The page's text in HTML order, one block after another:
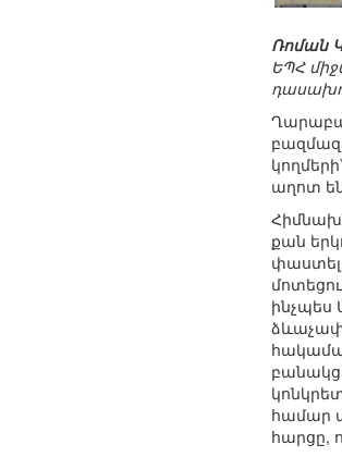
Ռոման
ԵՊՀ
աղոտ
քան
ինչպես
համար
հարցը,